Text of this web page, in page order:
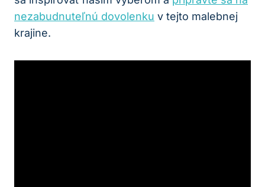
nezabudnuteľnú dovolenku v tejto malebnej
krajine.